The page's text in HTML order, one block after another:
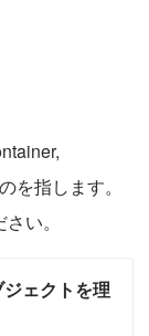
指します。
い。
ェクトを理